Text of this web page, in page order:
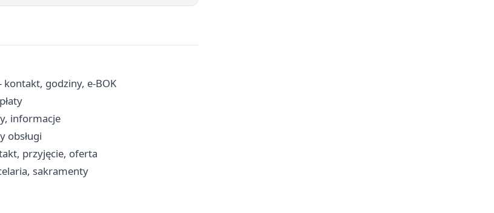
godziny, e-BOK
informacje
obsługi
przyjęcie, oferta
sakramenty